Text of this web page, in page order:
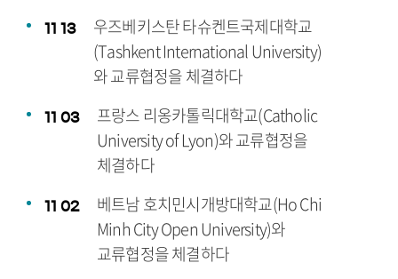
11 13
우즈베키스탄 타슈켄트국제대학교
(Tashkent International University)
와 교류협정을 체결하다
11 03
프랑스 리옹카톨릭대학교(Catholic
University of Lyon)와 교류협정을
체결하다
11 02
베트남 호치민시개방대학교(Ho Chi
Minh City Open University)와
교류협정을 체결하다